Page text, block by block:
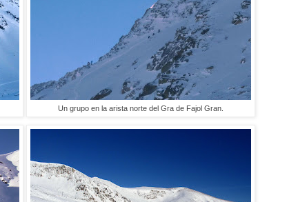
Un grupo en la arista norte del Gra de Fajol Gran.